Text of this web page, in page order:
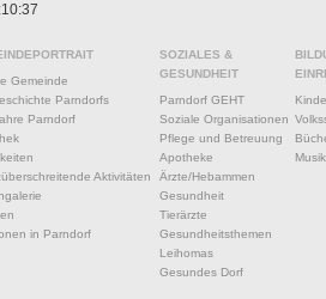
Gemeinde
Parndorfs
Parndorf
Aktivitäten
in Parndorf
SOZIALES &
GESUNDHEIT
Parndorf GEHT
Soziale Organisationen
Pflege und Betreuung
Apotheke
Ärzte/Hebammen
Gesundheit
Tierärzte
Gesundheitsthemen
Leihomas
Gesundes Dorf